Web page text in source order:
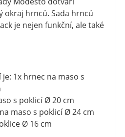
okraj hrnců. Sada hrnců
je nejen funkční, ale také
1x hrnec na maso s
s poklicí Ø 20 cm
maso s poklicí Ø 24 cm
Ø 16 cm